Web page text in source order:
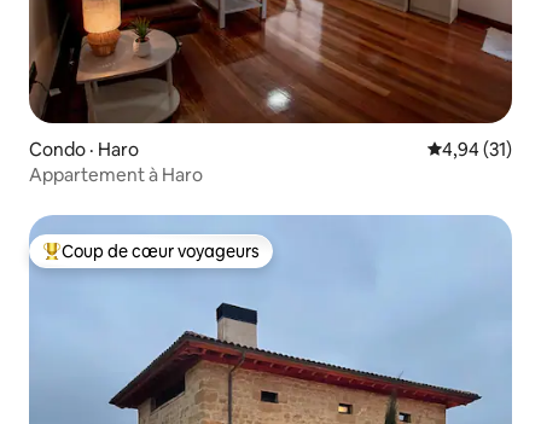
Condo · Haro Note
4,94 (31)
Appartement à Haro
Coup de cœur voyageurs parmi les plus aimés
Coup de cœur voyageurs